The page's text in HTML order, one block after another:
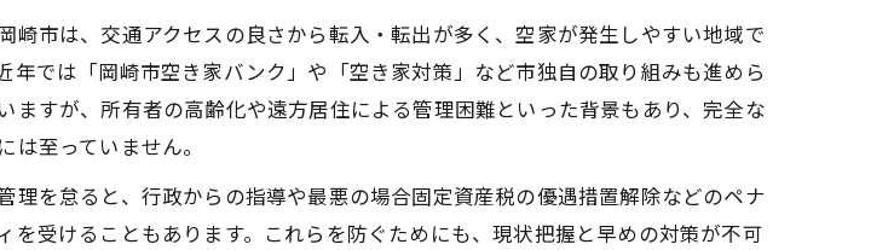
維持すべき設備とその対策
ス選びのポイントと相談方法
知県岡崎市の安心を得る工夫
ンク活用のコツ
登録の手順とメリットを解説
崎市は、交通アクセスの良さから転入・転出が多く、空家が発生しやすい地域で
年では「岡崎市空き家バンク」や「空き家対策」など市独自の取り組みも進めら
ますが、所有者の高齢化や遠方居住による管理困難といった背景もあり、完全な
は至っていません。
理を怠ると、行政からの指導や最悪の場合固定資産税の優遇措置解除などのペナ
を受けることもあります。これらを防ぐためにも、現状把握と早めの対策が不可